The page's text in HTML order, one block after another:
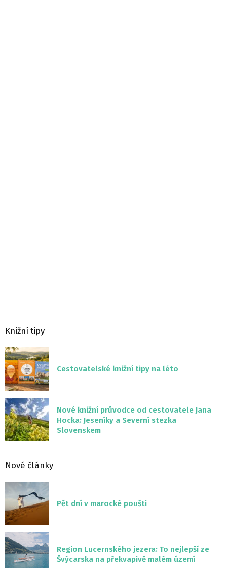
Knižní tipy
Cestovatelské knižní tipy na léto
Nové knižní průvodce od cestovatele Jana
Hocka: Jeseníky a Severní stezka
Slovenskem
Nové články
Pět dní v marocké poušti
Region Lucernského jezera: To nejlepší ze
Švýcarska na překvapivě malém území